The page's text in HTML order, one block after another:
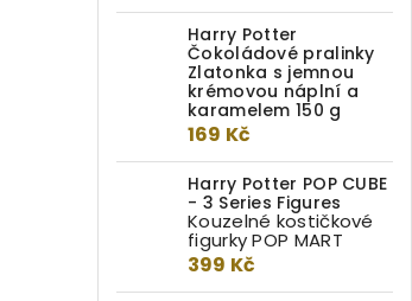
Harry Potter
Čokoládové pralinky
Zlatonka s jemnou
krémovou náplní a
karamelem 150 g
169 Kč
Harry Potter POP CUBE
- 3 Series Figures
Kouzelné kostičkové
figurky POP MART
399 Kč
LIMITOVANÁ